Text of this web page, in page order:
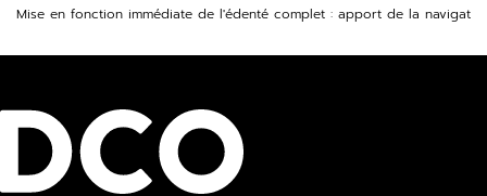
Mise en fonction immédiate de l'édenté complet : apport de la